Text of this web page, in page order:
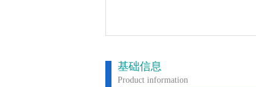
基础信息
Product information